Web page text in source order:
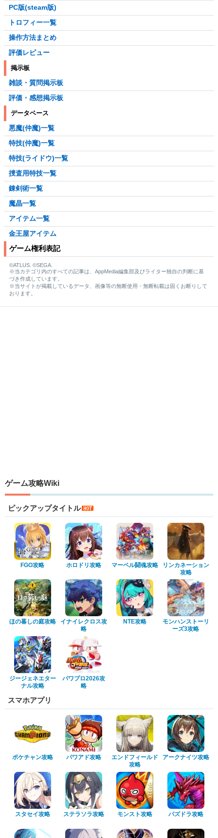
PC版(steam版)
トロフィー一覧
操作方法まとめ
評価レビュー
掲示板
雑談・質問掲示板
評価・感想掲示板
データベース
悪魔(仲魔)一覧
特技(仲魔)一覧
特技(ライドウ)一覧
捜査用特技一覧
錬剣術一覧
魔晶一覧
アイテム一覧
金王屋アイテム
ゲーム権利表記
©ATLUS. ©SEGA.
※当カテゴリ内のすべての記事は、AppMedia編集部及びライター独自の判断に基
づき作成しています。
※当サイトが掲載しているデータ、画像等の無断使用・無断転載は固くお断りして
おります。
ゲーム攻略Wiki
ピックアップタイトル
FGO攻略 ホロドリ攻略 マーベル闘魂攻略
リンカネーション
攻略
ほの暮しの庭攻略
イナイレクロス攻
略
NTE攻略
モンハンストーリ
ーズ3攻略
ジージェネエター
ナル攻略
パワプロ2026攻
略
スマホアプリ
ポケチャン攻略 パワアド攻略
エンドフィールド
攻略
アークナイツ攻略
スタセイ攻略 ステラソラ攻略 モンスト攻略 パズドラ攻略